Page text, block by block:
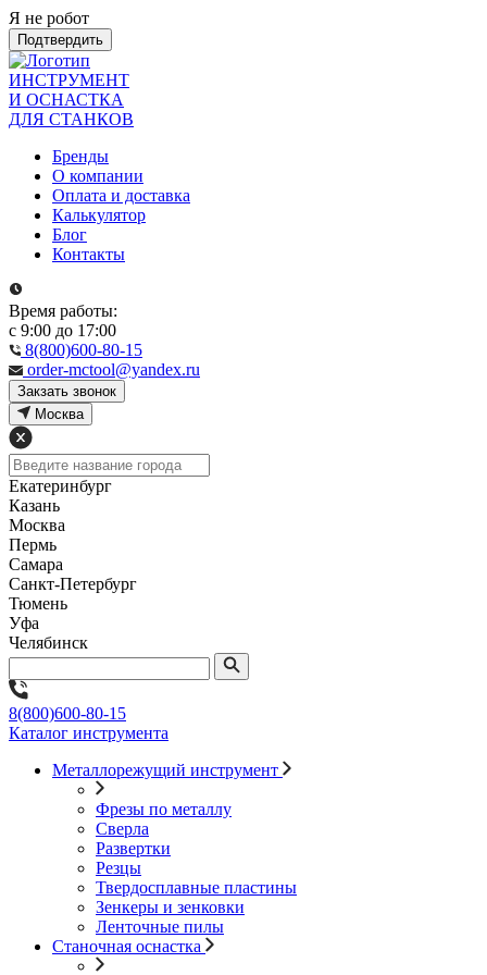
Я не робот
Подтвердить
ИНСТРУМЕНТ
И ОСНАСТКА
ДЛЯ СТАНКОВ
Бренды
О компании
Оплата и доставка
Калькулятор
Блог
Контакты
Время работы:
с 9:00 до 17:00
8(800)600-80-15
order-mctool@yandex.ru
Закзать звонок
Москва
Екатеринбург
Казань
Москва
Пермь
Самара
Санкт-Петербург
Тюмень
Уфа
Челябинск
8(800)600-80-15
Каталог инструмента
Металлорежущий инструмент
Фрезы по металлу
Сверла
Развертки
Резцы
Твердосплавные пластины
Зенкеры и зенковки
Ленточные пилы
Станочная оснастка